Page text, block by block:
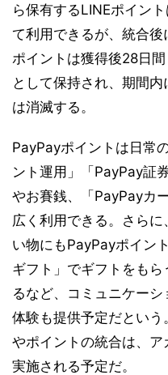
ら保有するLINEポイン
て利用できるが、統合
ポイントは獲得後28日
として保持され、期間
は消滅する。
PayPayポイントは日常
ント運用」「PayPay証
やお賽銭、「PayPayカ
広く利用できる。さら
い物にもPayPayポイン
ギフト」でギフトをも
るなど、コミュニケー
体験も提供予定だとい
やポイントの統合は、
実施される予定だ。